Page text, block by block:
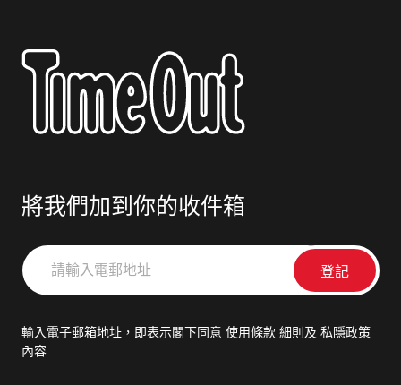
將我們加到你的收件箱
請
輸
郵
輸入電子郵箱地址，即表示閣下同意 使用條款 細則及 私隱政策
內容